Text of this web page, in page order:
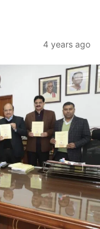
4 years ago